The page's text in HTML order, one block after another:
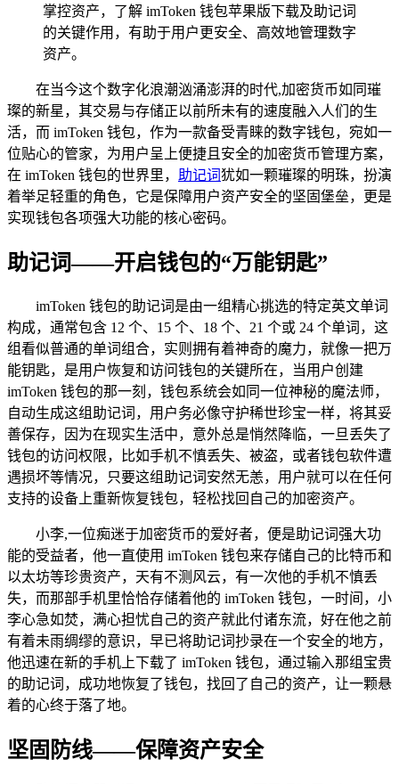
掌控资产，了解 imToken 钱包苹果版下载及助记词
的关键作用，有助于用户更安全、高效地管理数字
资产。
在当今这个数字化浪潮汹涌澎湃的时代,加密货币如同璀
璨的新星，其交易与存储正以前所未有的速度融入人们的生
活，而 imToken 钱包，作为一款备受青睐的数字钱包，宛如一
位贴心的管家，为用户呈上便捷且安全的加密货币管理方案，
在 imToken 钱包的世界里， 助记词犹如一颗璀璨的明珠，扮演
着举足轻重的角色，它是保障用户资产安全的坚固堡垒，更是
实现钱包各项强大功能的核心密码。
助记词——开启钱包的“万能钥匙”
imToken 钱包的助记词是由一组精心挑选的特定英文单词
构成，通常包含 12 个、15 个、18 个、21 个或 24 个单词，这
组看似普通的单词组合，实则拥有着神奇的魔力，就像一把万
能钥匙，是用户恢复和访问钱包的关键所在，当用户创建
imToken 钱包的那一刻，钱包系统会如同一位神秘的魔法师，
自动生成这组助记词，用户务必像守护稀世珍宝一样，将其妥
善保存，因为在现实生活中，意外总是悄然降临，一旦丢失了
钱包的访问权限，比如手机不慎丢失、被盗，或者钱包软件遭
遇损坏等情况，只要这组助记词安然无恙，用户就可以在任何
支持的设备上重新恢复钱包，轻松找回自己的加密资产。
小李,一位痴迷于加密货币的爱好者，便是助记词强大功
能的受益者，他一直使用 imToken 钱包来存储自己的比特币和
以太坊等珍贵资产，天有不测风云，有一次他的手机不慎丢
失，而那部手机里恰恰存储着他的 imToken 钱包，一时间，小
李心急如焚，满心担忧自己的资产就此付诸东流，好在他之前
有着未雨绸缪的意识，早已将助记词抄录在一个安全的地方，
他迅速在新的手机上下载了 imToken 钱包，通过输入那组宝贵
的助记词，成功地恢复了钱包，找回了自己的资产，让一颗悬
着的心终于落了地。
坚固防线——保障资产安全